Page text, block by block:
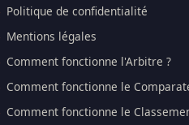
Politique de confidentialité
Mentions légales
Comment fonctionne l'Arbitre ?
Comment fonctionne le
Comment fonctionne le